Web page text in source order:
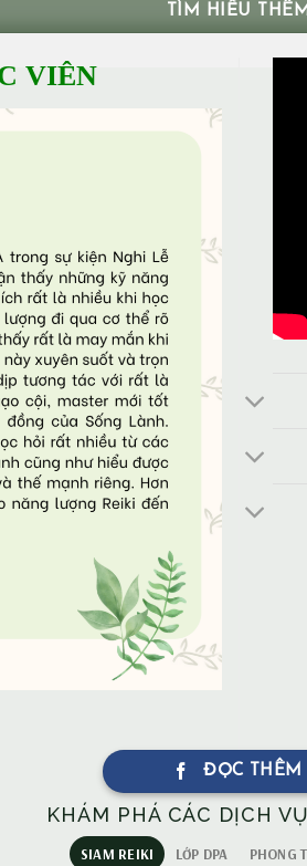
TÌM HIỂU THÊM
VIÊN
ĐỌC THÊM
KHÁM PHÁ CÁC DỊCH
SIAM REIKI